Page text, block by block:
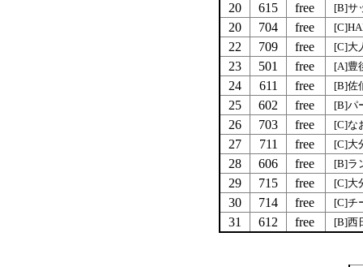
20 615 free [B]サ
20 704 free
22 709 free [C]大
23 501 free [A]豊
24 611 free [B]佐
25 602 free [B]パ
26 703 free [C]な
27 711 free [C]大
28 606 free [B]ラ
29 715 free [C]大
30 714 free [C]チ
31 612 free [B]西